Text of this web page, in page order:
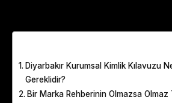
Diyarbakır Kurumsal Kimlik Kılavuzu
Gereklidir?
Bir Marka Rehberinin Olmazsa Olmaz